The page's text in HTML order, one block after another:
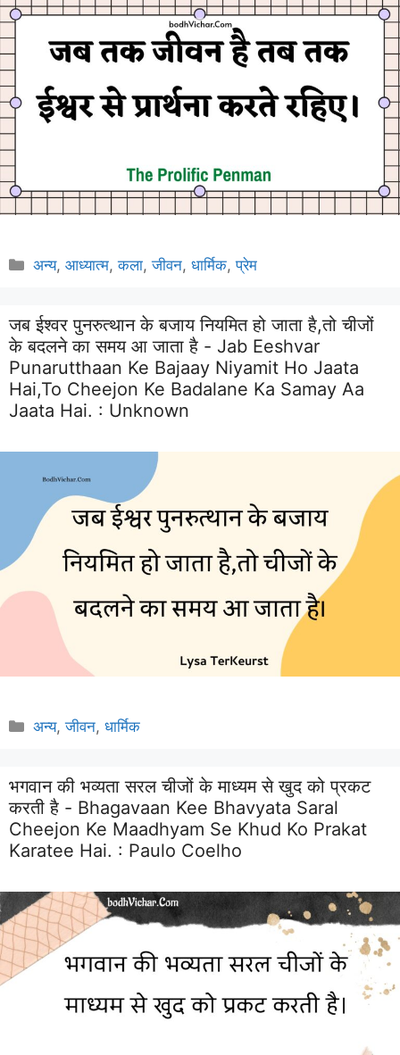
Categories
अन्य,आध्यात्म,कला,जीवन,धार्मिक,प्रेम
जब ईश्वर पुनरुत्थान के बजाय नियमित हो जाता है,तो चीजों
के बदलने का समय आ जाता है - Jab Eeshvar
Punarutthaan Ke Bajaay Niyamit Ho Jaata
Hai,to Cheejon Ke Badalane Ka Samay Aa
Jaata Hai. : Unknown
Categories
अन्य,जीवन,धार्मिक
भगवान की भव्यता सरल चीजों के माध्यम से खुद को प्रकट
करती है - Bhagavaan Kee Bhavyata Saral
Cheejon Ke Maadhyam Se Khud Ko Prakat
Karatee Hai. : Paulo Coelho